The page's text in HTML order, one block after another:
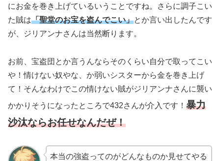
にお金を巻き上げているいうことですね。さらに調子こい
た賊は「聖堂のお宝を盗んでこい」とか言い出したんです
が、ジリアンナさんは当然断ります。
お前、宝盗団とか言うんならそのくらい自分で取ってこい
や！情けない奴やな、か弱いシスターから金を巻き上げ
て！そんなわけでこの情けない賊がジリアンナさんに襲い
かかりそうになったところで432さんが介入です！ 暴力
沙汰ならお任せなんだぜ！
本当の強盗ってのがどんなものか見せてやる